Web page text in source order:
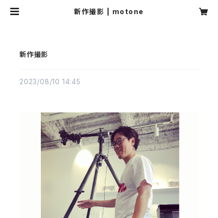
新作撮影 | motone
新作撮影
2023/08/10 14:45